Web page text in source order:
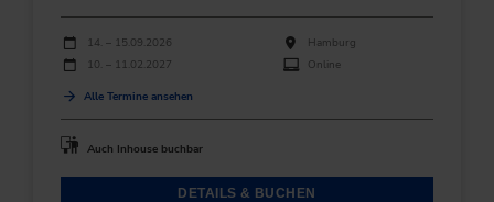
Durchführungen
Veranstaltungsdatum
14. – 15.09.2026
Hamburg
10. – 11.02.2027
Online
Alle Termine ansehen
Auch Inhouse buchbar
DETAILS & BUCHEN